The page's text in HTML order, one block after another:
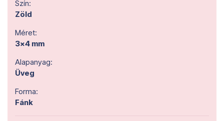
Szín:
Zöld
Méret:
3x4 mm
Alapanyag:
Üveg
Forma:
Fánk